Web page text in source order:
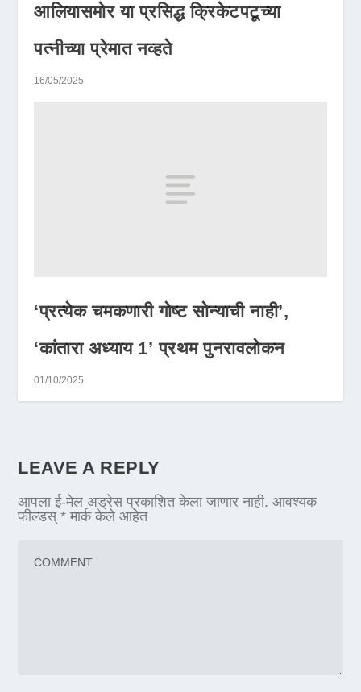
आलियासमोर या प्रसिद्ध क्रिकेटपटूच्या
पत्नीच्या प्रेमात नव्हते
16/05/2025
‘प्रत्येक चमकणारी गोष्ट सोन्याची नाही’,
‘कांतारा अध्याय 1’ प्रथम पुनरावलोकन
01/10/2025
LEAVE A REPLY
आपला ई-मेल अड्रेस प्रकाशित केला जाणार नाही. आवश्यक
फील्डस्* मार्क केले आहेत